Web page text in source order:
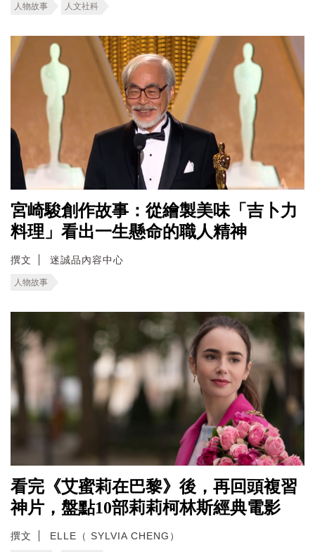
人物故事 人文社科
宮崎駿創作故事：從繪製美味「吉卜力
料理」看出一生懸命的職人精神
撰文 迷誠品內容中心
人物故事
看完《艾蜜莉在巴黎》後，再回頭複習
神片，盤點10部莉莉柯林斯經典電影
撰文 ELLE（ SYLVIA CHENG）